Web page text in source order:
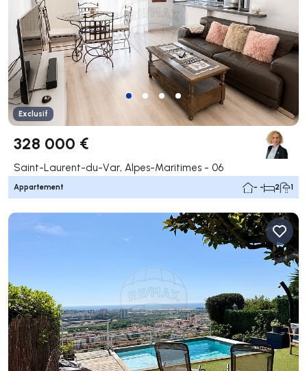
Exclusif
328 000 €
Saint-Laurent-du-Var, Alpes-Maritimes - 06
Appartement - - 2 1